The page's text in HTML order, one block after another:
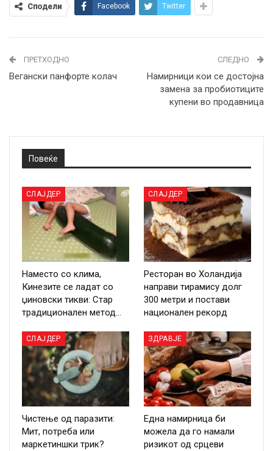
Сподели Facebook Twitter
ПРЕТХОДНО
Вегански панфорте колач
СЛЕДНО
Намирници кои се достојна
замена за пробиотиците
купени во продавница
Повеќе
СЛАЈДЕР
Наместо со клима,
Кинезите се ладат со
џиновски тикви: Стар
традиционален метод…
СЛАЈДЕР
Ресторан во Холандија
направи тирамису долг
300 метри и постави
национален рекорд
СЛАЈДЕР
Чистење од паразити:
Мит, потреба или
маркетиншки трик?
ЗДРАВЈЕ
Една намирница би
можела да го намали
ризикот од срцеви